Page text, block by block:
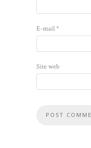
E-mail*
Site web